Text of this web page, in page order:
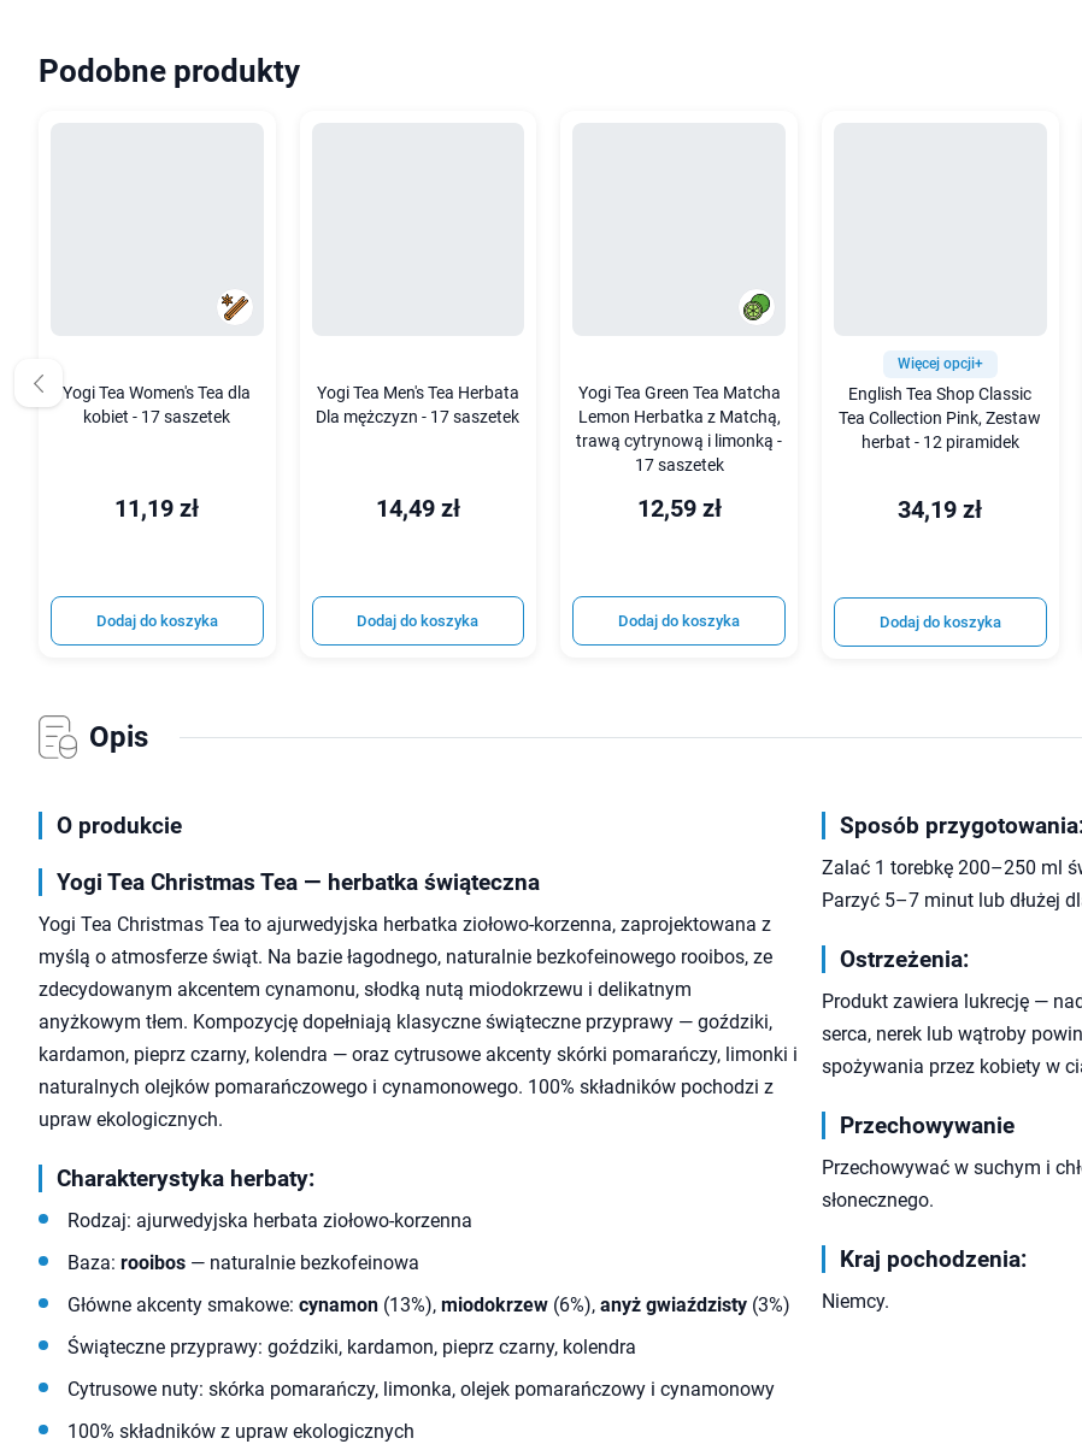
Podobne produkty
Yogi Tea Women's Tea dla
kobiet - 17 saszetek
11,19 zł
Dodaj do koszyka
Yogi Tea Men's Tea Herbata
Dla mężczyzn - 17 saszetek
14,49 zł
Dodaj do koszyka
Yogi Tea Green Tea Matcha
Lemon Herbatka z Matchą,
trawą cytrynową i limonką -
17 saszetek
12,59 zł
Dodaj do koszyka
Więcej opcji+
English Tea Shop Classic
Tea Collection Pink, Zestaw
herbat - 12 piramidek
34,19 zł
Dodaj do koszyka
Opis
O produkcie
Yogi Tea Christmas Tea — herbatka świąteczna
Yogi Tea Christmas Tea to ajurwedyjska herbatka ziołowo-korzenna, zaprojektowana z
myślą o atmosferze świąt. Na bazie łagodnego, naturalnie bezkofeinowego rooibos, ze
zdecydowanym akcentem cynamonu, słodką nutą miodokrzewu i delikatnym
anyżkowym tłem. Kompozycję dopełniają klasyczne świąteczne przyprawy — goździki,
kardamon, pieprz czarny, kolendra — oraz cytrusowe akcenty skórki pomarańczy, limonki i
naturalnych olejków pomarańczowego i cynamonowego. 100% składników pochodzi z
upraw ekologicznych.
Charakterystyka herbaty:
Rodzaj: ajurwedyjska herbata ziołowo-korzenna
Baza: rooibos — naturalnie bezkofeinowa
Główne akcenty smakowe: cynamon (13%), miodokrzew (6%), anyż gwiaździsty (3%)
Świąteczne przyprawy: goździki, kardamon, pieprz czarny, kolendra
Cytrusowe nuty: skórka pomarańczy, limonka, olejek pomarańczowy i cynamonowy
100% składników z upraw ekologicznych
Sposób
Zalać 1 torebkę 200–250 ml
Parzyć 5–7 minut lub dłużej
Ostrzeżenia:
Produkt zawiera lukrecję —
serca, nerek lub wątroby
spożywania przez kobiety w
Przechowywanie
Przechowywać w suchym i
słonecznego.
Kraj pochodzenia:
Niemcy.